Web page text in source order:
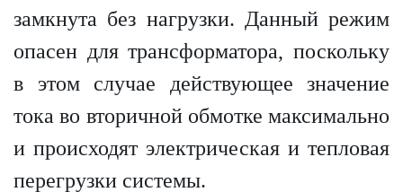
замкнута без нагрузки. Данный режим
опасен для трансформатора, поскольку
в этом случае действующее значение
тока во вторичной обмотке максимально
и происходят электрическая и тепловая
перегрузки системы.